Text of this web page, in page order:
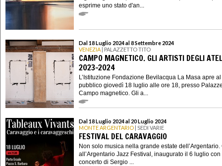
esprime uno stato d'an...
Dal 18 Luglio 2024 al 8 Settembre 2024
VENEZIA | PALAZZETTO TITO
CAMPO MAGNETICO. GLI ARTISTI DEGLI
2023-2024
L’Istituzione Fondazione Bevilacqua La Masa apre al
pubblico giovedì 18 luglio alle ore 18, presso
Campo magnetico. Gli a...
Dal 18 Luglio 2024 al 20 Luglio 2024
MONTE ARGENTARIO | SEDI VARIE
FESTIVAL DEL CARAVAGGIO
Non solo musica nella grande estate dell’Argentario.
all’Argentario Jazz Festival, inaugurato il 6 luglio con
concerto di Sergio ...